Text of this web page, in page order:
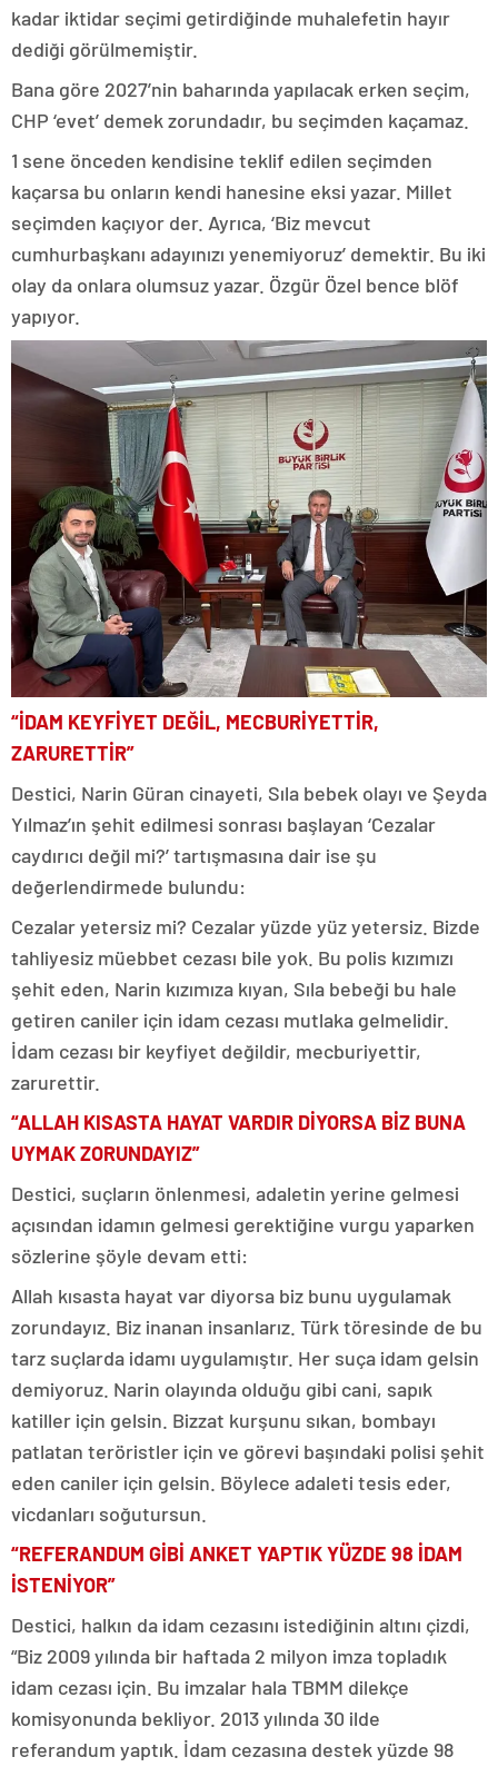
kadar iktidar seçimi getirdiğinde muhalefetin hayır
dediği görülmemiştir.
Bana göre 2027’nin baharında yapılacak erken seçim,
CHP ‘evet’ demek zorundadır, bu seçimden kaçamaz.
1 sene önceden kendisine teklif edilen seçimden
kaçarsa bu onların kendi hanesine eksi yazar. Millet
seçimden kaçıyor der. Ayrıca, ‘Biz mevcut
cumhurbaşkanı adayınızı yenemiyoruz’ demektir. Bu iki
olay da onlara olumsuz yazar. Özgür Özel bence blöf
yapıyor.
“İDAM KEYFİYET DEĞİL, MECBURİYETTİR,
ZARURETTİR”
Destici, Narin Güran cinayeti, Sıla bebek olayı ve Şeyda
Yılmaz’ın şehit edilmesi sonrası başlayan ‘Cezalar
caydırıcı değil mi?’ tartışmasına dair ise şu
değerlendirmede bulundu:
Cezalar yetersiz mi? Cezalar yüzde yüz yetersiz. Bizde
tahliyesiz müebbet cezası bile yok. Bu polis kızımızı
şehit eden, Narin kızımıza kıyan, Sıla bebeği bu hale
getiren caniler için idam cezası mutlaka gelmelidir.
İdam cezası bir keyfiyet değildir, mecburiyettir,
zarurettir.
“ALLAH KISASTA HAYAT VARDIR DİYORSA BİZ BUNA
UYMAK ZORUNDAYIZ”
Destici, suçların önlenmesi, adaletin yerine gelmesi
açısından idamın gelmesi gerektiğine vurgu yaparken
sözlerine şöyle devam etti:
Allah kısasta hayat var diyorsa biz bunu uygulamak
zorundayız. Biz inanan insanlarız. Türk töresinde de bu
tarz suçlarda idamı uygulamıştır. Her suça idam gelsin
demiyoruz. Narin olayında olduğu gibi cani, sapık
katiller için gelsin. Bizzat kurşunu sıkan, bombayı
patlatan teröristler için ve görevi başındaki polisi şehit
eden caniler için gelsin. Böylece adaleti tesis eder,
vicdanları soğutursun.
“REFERANDUM GİBİ ANKET YAPTIK YÜZDE 98 İDAM
İSTENİYOR”
Destici, halkın da idam cezasını istediğinin altını çizdi,
“Biz 2009 yılında bir haftada 2 milyon imza topladık
idam cezası için. Bu imzalar hala TBMM dilekçe
komisyonunda bekliyor. 2013 yılında 30 ilde
referandum yaptık. İdam cezasına destek yüzde 98